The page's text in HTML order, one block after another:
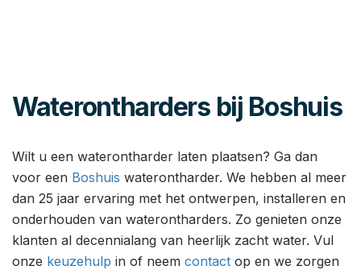
Waterontharders bij Boshuis
Wilt u een waterontharder laten plaatsen? Ga dan
voor een Boshuis waterontharder. We hebben al meer
dan 25 jaar ervaring met het ontwerpen, installeren en
onderhouden van waterontharders. Zo genieten onze
klanten al decennialang van heerlijk zacht water. Vul
onze keuzehulp in of neem contact op en we zorgen